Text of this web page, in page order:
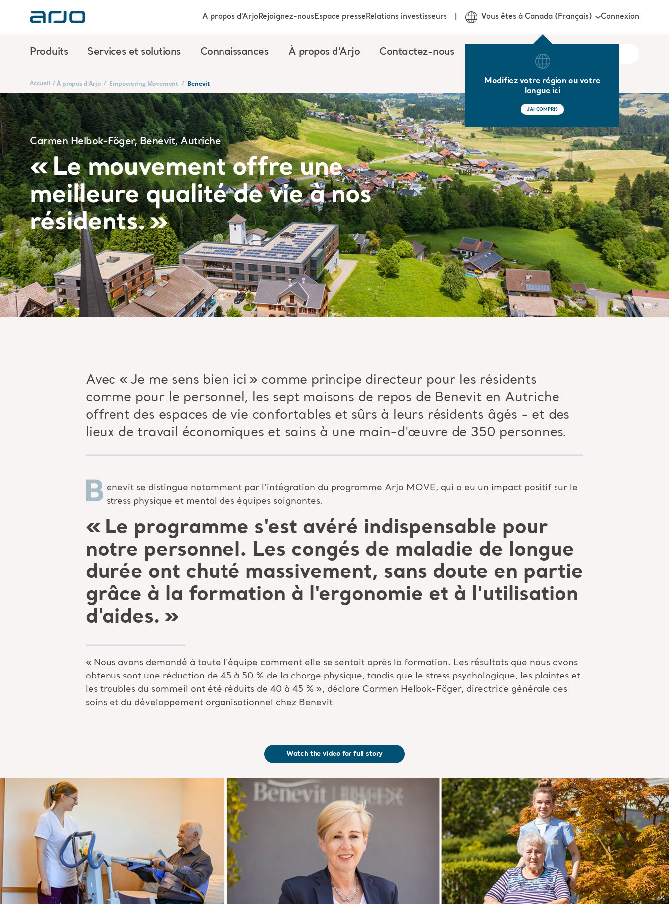
Produits Services et solutions Connaissances À propos d’Arjo Contactez-nous
A propos d'ArjoRejoignez-nousEspace presseRelations investisseurs Vous êtes à Canada (Français)
Modifiez votre région ou votre
langue ici
J'AI COMPRIS
Connexion
Accueil / À propos d'Arjo / Empowering Movement / Benevit
Carmen Helbok-Föger, Benevit, Autriche
« Le mouvement offre une
meilleure qualité de vie à nos
résidents. »
Avec « Je me sens bien ici » comme principe directeur pour les résidents
comme pour le personnel, les sept maisons de repos de Benevit en Autriche
offrent des espaces de vie confortables et sûrs à leurs résidents âgés - et des
lieux de travail économiques et sains à une main-d'œuvre de 350 personnes.
B enevit se distingue notamment par l'intégration du programme Arjo MOVE, qui a eu un impact positif sur le
stress physique et mental des équipes soignantes.
« Le programme s'est avéré indispensable pour
notre personnel. Les congés de maladie de longue
durée ont chuté massivement, sans doute en partie
grâce à la formation à l'ergonomie et à l'utilisation
d'aides. »
« Nous avons demandé à toute l'équipe comment elle se sentait après la formation. Les résultats que nous avons
obtenus sont une réduction de 45 à 50 % de la charge physique, tandis que le stress psychologique, les plaintes et
les troubles du sommeil ont été réduits de 40 à 45 % », déclare Carmen Helbok-Föger, directrice générale des
soins et du développement organisationnel chez Benevit.
Watch the video for full story